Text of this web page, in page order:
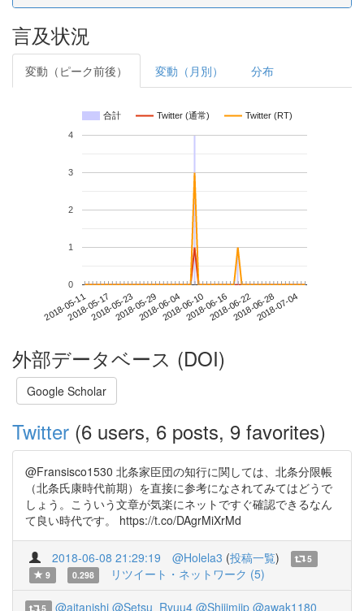
言及状況
変動（ピーク前後） 変動（月別） 分布
合計 Twitter (通常) Twitter (RT)
2018-05-112018-05-172018-05-232018-05-292018-06-042018-06-102018-06-162018-06-222018-06-282018-07-04
0
1
2
3
4
外部データベース (DOI)
Google Scholar
Twitter (6 users, 6 posts, 9 favorites)
@Fransisco1530 北条家臣団の知行に関しては、北条分限帳
（北条氏康時代前期）を直接に参考になされてみてはどうで
しょう。こういう文章が気楽にネットですぐ確認できるなん
て良い時代です。 https://t.co/DAgrMiXrMd
2018-06-08 21:29:19 @Holela3 (投稿一覧)
5
9
0.298 リツイート・ネットワーク (5)
5 @aitanishi @Setsu_Ryuu4 @Shijimijp @awak1180